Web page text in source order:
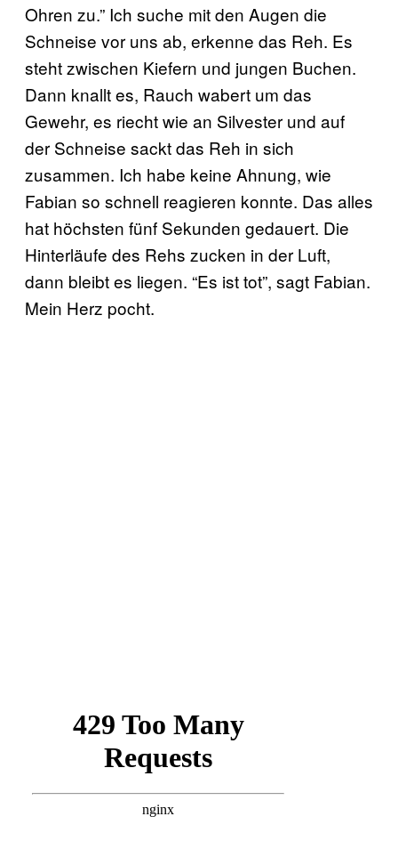
Ohren zu.” Ich suche mit den Augen die
Schneise vor uns ab, erkenne das Reh. Es
steht zwischen Kiefern und jungen Buchen.
Dann knallt es, Rauch wabert um das
Gewehr, es riecht wie an Silvester und auf
der Schneise sackt das Reh in sich
zusammen. Ich habe keine Ahnung, wie
Fabian so schnell reagieren konnte. Das alles
hat höchsten fünf Sekunden gedauert. Die
Hinterläufe des Rehs zucken in der Luft,
dann bleibt es liegen. “Es ist tot”, sagt Fabian.
Mein Herz pocht.